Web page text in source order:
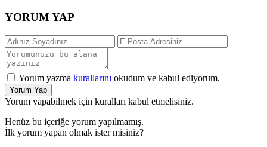
YORUM YAP
Yorum yazma kurallarını okudum ve kabul ediyorum.
Yorum Yap
Yorum yapabilmek için kuralları kabul etmelisiniz.
Henüz bu içeriğe yorum yapılmamış.
İlk yorum yapan olmak ister misiniz?